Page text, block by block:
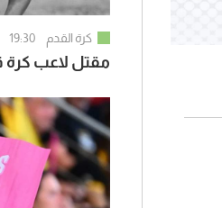
كرة القدم 19:30
مقتل لاعب